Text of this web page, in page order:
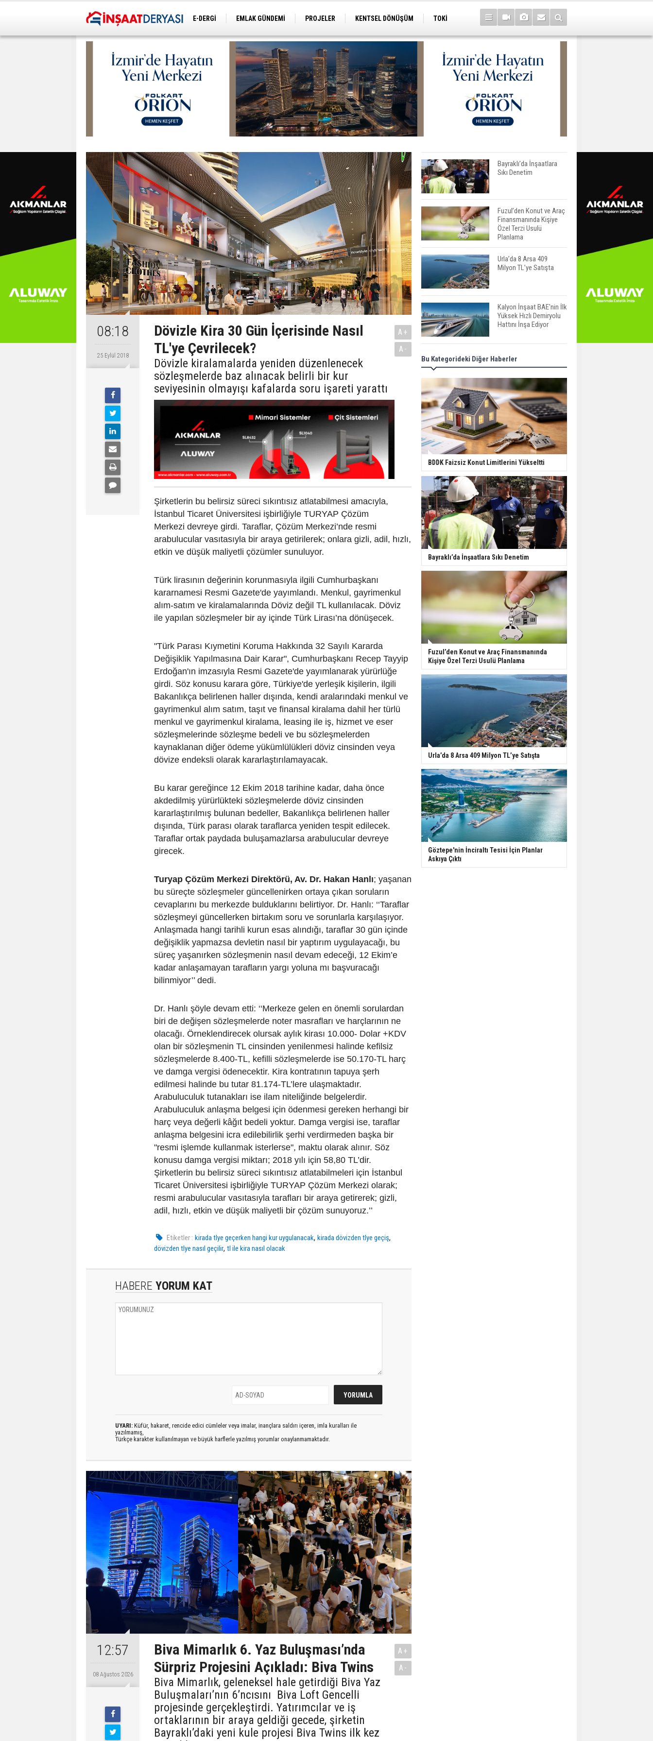
E-DERGİ EMLAK GÜNDEMİ PROJELER KENTSEL DÖNÜŞÜM
TOKİ
08:18
25 Eylül 2018
Dövizle Kira 30 Gün İçerisinde Nasıl
TL'ye Çevrilecek?
Dövizle kiralamalarda yeniden düzenlenecek
sözleşmelerde baz alınacak belirli bir kur
seviyesinin olmayışı kafalarda soru işareti yarattı
A+
A-
Şirketlerin bu belirsiz süreci sıkıntısız atlatabilmesi amacıyla,
İstanbul Ticaret Üniversitesi işbirliğiyle TURYAP Çözüm
Merkezi devreye girdi. Taraflar, Çözüm Merkezi’nde resmi
arabulucular vasıtasıyla bir araya getirilerek; onlara gizli, adil, hızlı,
etkin ve düşük maliyetli çözümler sunuluyor.
Türk lirasının değerinin korunmasıyla ilgili Cumhurbaşkanı
kararnamesi Resmi Gazete'de yayımlandı. Menkul, gayrimenkul
alım-satım ve kiralamalarında Döviz değil TL kullanılacak. Döviz
ile yapılan sözleşmeler bir ay içinde Türk Lirası’na dönüşecek.
"Türk Parası Kıymetini Koruma Hakkında 32 Sayılı Kararda
Değişiklik Yapılmasına Dair Karar", Cumhurbaşkanı Recep Tayyip
Erdoğan'ın imzasıyla Resmi Gazete'de yayımlanarak yürürlüğe
girdi. Söz konusu karara göre, Türkiye'de yerleşik kişilerin, ilgili
Bakanlıkça belirlenen haller dışında, kendi aralarındaki menkul ve
gayrimenkul alım satım, taşıt ve finansal kiralama dahil her türlü
menkul ve gayrimenkul kiralama, leasing ile iş, hizmet ve eser
sözleşmelerinde sözleşme bedeli ve bu sözleşmelerden
kaynaklanan diğer ödeme yükümlülükleri döviz cinsinden veya
dövize endeksli olarak kararlaştırılamayacak.
Bu karar gereğince 12 Ekim 2018 tarihine kadar, daha önce
akdedilmiş yürürlükteki sözleşmelerde döviz cinsinden
kararlaştırılmış bulunan bedeller, Bakanlıkça belirlenen haller
dışında, Türk parası olarak taraflarca yeniden tespit edilecek.
Taraflar ortak paydada buluşamazlarsa arabulucular devreye
girecek.
Turyap Çözüm Merkezi Direktörü, Av. Dr. Hakan Hanlı; yaşanan
bu süreçte sözleşmeler güncellenirken ortaya çıkan soruların
cevaplarını bu merkezde bulduklarını belirtiyor. Dr. Hanlı: ‘‘Taraflar
sözleşmeyi güncellerken birtakım soru ve sorunlarla karşılaşıyor.
Anlaşmada hangi tarihli kurun esas alındığı, taraflar 30 gün içinde
değişiklik yapmazsa devletin nasıl bir yaptırım uygulayacağı, bu
süreç yaşanırken sözleşmenin nasıl devam edeceği, 12 Ekim’e
kadar anlaşamayan tarafların yargı yoluna mı başvuracağı
bilinmiyor’’ dedi.
Dr. Hanlı şöyle devam etti: ‘‘Merkeze gelen en önemli sorulardan
biri de değişen sözleşmelerde noter masrafları ve harçlarının ne
olacağı. Örneklendirecek olursak aylık kirası 10.000- Dolar +KDV
olan bir sözleşmenin TL cinsinden yenilenmesi halinde kefilsiz
sözleşmelerde 8.400-TL, kefilli sözleşmelerde ise 50.170-TL harç
ve damga vergisi ödenecektir. Kira kontratının tapuya şerh
edilmesi halinde bu tutar 81.174-TL’lere ulaşmaktadır.
Arabuluculuk tutanakları ise ilam niteliğinde belgelerdir.
Arabuluculuk anlaşma belgesi için ödenmesi gereken herhangi bir
harç veya değerli kâğıt bedeli yoktur. Damga vergisi ise, taraflar
anlaşma belgesini icra edilebilirlik şerhi verdirmeden başka bir
"resmi işlemde kullanmak isterlerse", maktu olarak alınır. Söz
konusu damga vergisi miktarı; 2018 yılı için 58,80 TL’dir.
Şirketlerin bu belirsiz süreci sıkıntısız atlatabilmeleri için İstanbul
Ticaret Üniversitesi işbirliğiyle TURYAP Çözüm Merkezi olarak;
resmi arabulucular vasıtasıyla tarafları bir araya getirerek; gizli,
adil, hızlı, etkin ve düşük maliyetli bir çözüm sunuyoruz.’’
Etiketler : kirada tlye geçerken hangi kur uygulanacak,kirada dövizden tlye geçiş,
dövizden tlye nasıl geçilir, tl ile kira nasıl olacak
HABERE YORUM KAT
UYARI: Küfür, hakaret, rencide edici cümleler veya imalar, inançlara saldırı içeren, imla kuralları ile
yazılmamış,
Türkçe karakter kullanılmayan ve büyük harflerle yazılmış yorumlar onaylanmamaktadır.
12:57
08 Ağustos 2026
Biva Mimarlık 6. Yaz Buluşması’nda
Sürpriz Projesini Açıkladı: Biva Twins
Biva Mimarlık, geleneksel hale getirdiği Biva Yaz
Buluşmaları’nın 6’ncısını Biva Loft Gencelli
projesinde gerçekleştirdi. Yatırımcılar ve iş
ortaklarının bir araya geldiği gecede, şirketin
Bayraklı’daki yeni kule projesi Biva Twins ilk kez
A+
A-
Bayraklı’da İnşaatlara
Sıkı Denetim
Fuzul’den Konut ve Araç
Finansmanında Kişiye
Özel Terzi Usulü
Planlama
Urla’da 8 Arsa 409
Milyon TL’ye Satışta
Kalyon İnşaat BAE'nin İlk
Yüksek Hızlı Demiryolu
Hattını İnşa Ediyor
ABD'de Konut Kredisi
Faizi Son Bir Yılın En
TOKİ 51 İlde 540 Konut
ve İş Yerini Satışa
Sunuyor
Yatırımcıların Bina Tercihi
Değişiyor: Dijital Altyapı
Öne Çıkıyor
TOKİ'nin Kiralık Sosyal
Konut Modeli Kiraları
Düşürür Mü?
İkinci El Konut Fiyatları
İspanya'da Bir Yılda
Yüzde 16,2 Arttı
Konut Satışları Güçlü
Seyrini Korudu Yabancıya
Satış Geriledi
Bu Kategorideki Diğer Haberler
BDDK Faizsiz Konut Limitlerini Yükseltti
Bayraklı’da İnşaatlara Sıkı Denetim
Fuzul’den Konut ve Araç Finansmanında
Kişiye Özel Terzi Usulü Planlama
Urla’da 8 Arsa 409 Milyon TL’ye Satışta
Göztepe'nin İnciraltı Tesisi İçin Planlar
Askıya Çıktı